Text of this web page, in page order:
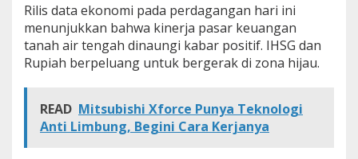
Rilis data ekonomi pada perdagangan hari ini
menunjukkan bahwa kinerja pasar keuangan
tanah air tengah dinaungi kabar positif. IHSG dan
Rupiah berpeluang untuk bergerak di zona hijau.
READ Mitsubishi Xforce Punya Teknologi
Anti Limbung, Begini Cara Kerjanya